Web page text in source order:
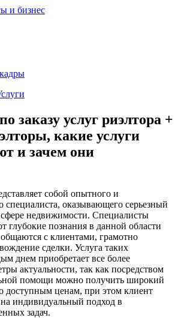
заказу услуг риэлтора +
какие услуги
и зачем они
собой опытного и
специалиста, оказывающего серьезный
сфере недвижимости. Специалисты
глубокие познания в данной области
с клиентами, грамотно
сделки. Услуга таких
днем приобретает все более
актуальности, так как посредством
помощи можно получить широкий
доступным ценам, при этом клиент
индивидуальный подход в
задач.